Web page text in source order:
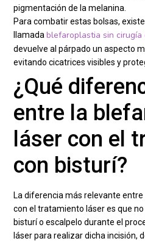
pigmentación de la melanina.
Para combatir estas bolsas,
llamadablefaroplastia sin cirugía
devuelve al párpado un aspecto
evitando cicatrices visibles y
¿Qué
entre la
láser con el
con bisturí?
La diferencia más relevante entre
con el tratamiento láser es que
bisturí o escalpelo durante el
láser para realizar dicha incisión,